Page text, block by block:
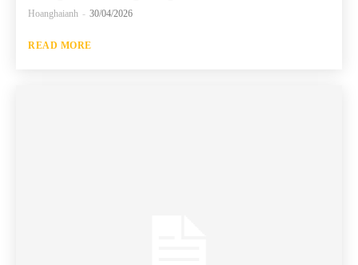
Hoanghaianh - 30/04/2026
READ MORE